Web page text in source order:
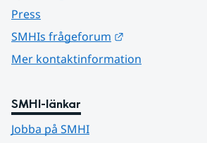
Press
SMHIs frågeforum
Mer kontaktinformation
SMHI-länkar
Jobba på SMHI